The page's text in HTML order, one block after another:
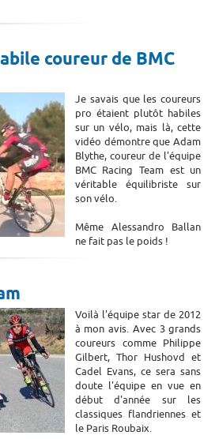
coureur de BMC
Je savais que les coureurs
pro étaient plutôt habiles
sur un vélo, mais là, cette
vidéo démontre que Adam
Blythe, coureur de l'équipe
BMC Racing Team est un
véritable équilibriste sur
son vélo.
Même Alessandro Ballan
ne fait pas le poids !
Voilà l'équipe star de 2012
à mon avis. Avec 3 grands
coureurs comme Philippe
Gilbert, Thor Hushovd et
Cadel Evans, ce sera sans
doute l'équipe en vue en
début d'année sur les
classiques flandriennes et
le Paris Roubaix.